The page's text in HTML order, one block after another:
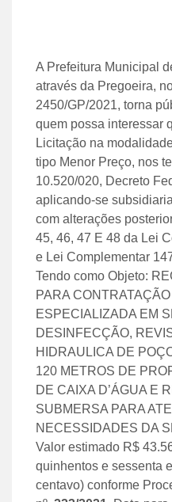
A Prefeitura Municipal
através da Pregoeira,
2450/GP/2021, torna
quem possa interessar
Licitação na
tipo Menor Preço, nos
10.520/020, Decreto
aplicando-se
com alterações
45, 46, 47 E 48 da Lei
e Lei Complementar
Tendo como Objeto:
PARA
ESPECIALIZADA EM
DESINFECÇÃO,
HIDRAULICA DE
120 METROS DE
DE CAIXA D’ÁGUA E
SUBMERSA PARA
NECESSIDADES DA
Valor estimado R$
quinhentos e sessenta
centavo) conforme